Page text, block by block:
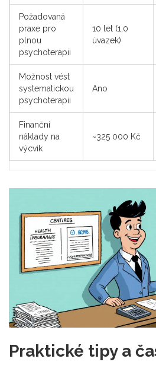
Požadovaná
praxe pro
plnou
psychoterapii
10 let (1,0
úvazek)
Možnost vést
systematickou
psychoterapii
Ano
Finanční
náklady na
výcvik
~325 000 Kč
Praktické tipy a